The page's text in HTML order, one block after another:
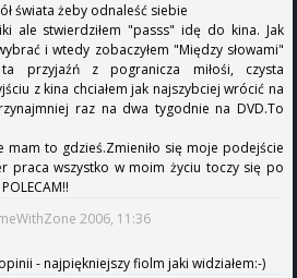
świata żeby odnaleść siebie
ale stwierdziłem "passs" idę do kina. Jak
i wtedy zobaczyłem "Między słowami"
przyjaźń z pogranicza miłośi, czysta
z kina chciałem jak najszybciej wrócić na
raz na dwa tygodnie na DVD.To
mam to gdzieś.Zmieniło się moje podejście
praca wszystko w moim życiu toczy się po
2006, 11:36
- najpiękniejszy fiolm jaki widziałem:-)